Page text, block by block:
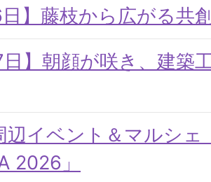
日】藤枝から広がる共
日】朝顔が咲き、建築
辺イベント＆マルシェ
2026」